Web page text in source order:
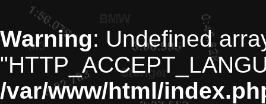
Warning: Undefined
/var/www/html/